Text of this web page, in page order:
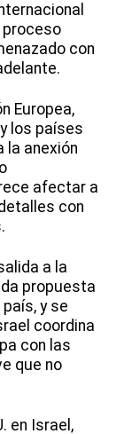
proceso
con
Europea,
los países
la anexión
afectar a
con
a la
propuesta
y se
coordina
con las
que no
en Israel,